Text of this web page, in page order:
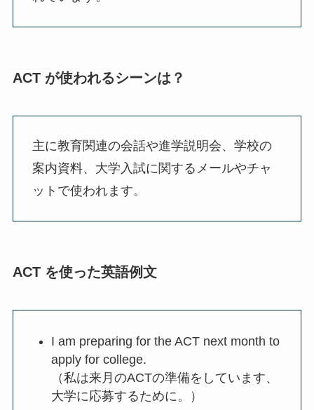
ACT が使われるシーンは？
主に教育関連の会話や進学説明会、学校の
案内資料、大学入試に関するメールやチャ
ットで使われます。
ACT を使った英語例文
I am preparing for the ACT next month to
apply for college.
（私は来月のACTの準備をしています、
大学に応募するために。）